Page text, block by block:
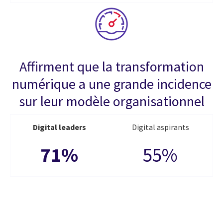
Affirment que la transformation
numérique a une grande incidence
sur leur modèle organisationnel
Digital leaders
71%
Digital aspirants
55%